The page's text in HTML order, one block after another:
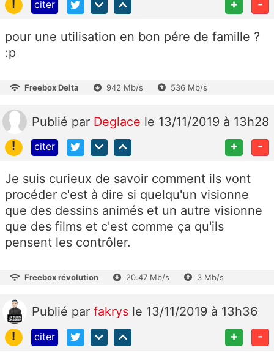
! citer + -
pour une utilisation en bon pére de famille ?
:p
Freebox Delta 942 Mb/s 536 Mb/s
Publié par Deglace le 13/11/2019 à 13h28
!
citer + -
Je suis curieux de savoir comment ils vont
procéder c'est à dire si quelqu'un visionne
que des dessins animés et un autre visionne
que des films et c'est comme ça qu'ils
pensent les contrôler.
Freebox révolution 20.47 Mb/s 3 Mb/s
Publié par fakrys le 13/11/2019 à 13h36
!
citer + -